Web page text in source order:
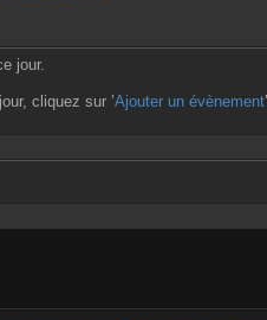
jour.
cliquez sur ’Ajouter un évènement